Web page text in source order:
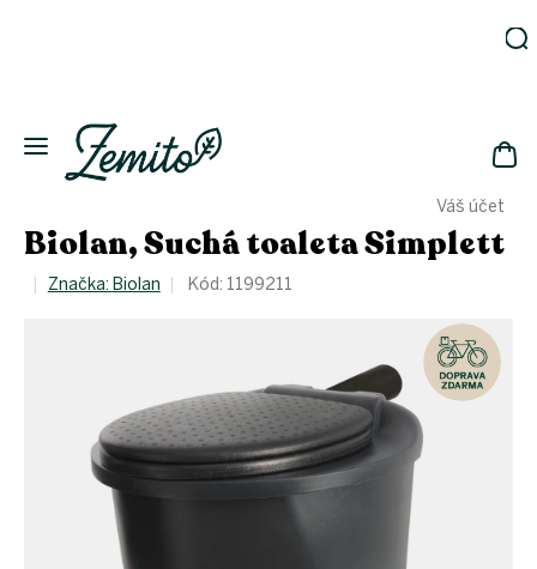
Váš účet
Eko
domácnost
Kosmetika
láhve
Přihlášení
Biolan, Suchá toaleta Simplett
Značka: Biolan Kód: 1199211